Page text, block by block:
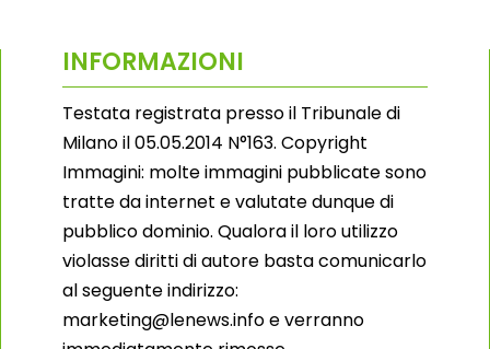
INFORMAZIONI
Testata registrata presso il Tribunale di
Milano il 05.05.2014 N°163. Copyright
Immagini: molte immagini pubblicate sono
tratte da internet e valutate dunque di
pubblico dominio. Qualora il loro utilizzo
violasse diritti di autore basta comunicarlo
al seguente indirizzo:
marketing@lenews.info e verranno